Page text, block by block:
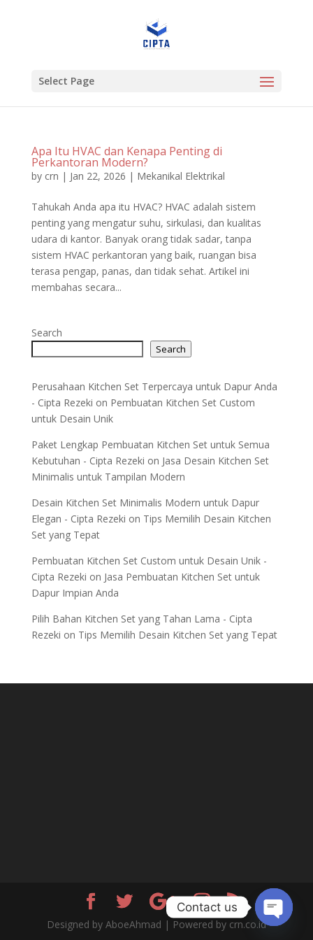
Select Page
Apa Itu HVAC dan Kenapa Penting di
Perkantoran Modern?
by crn | Jan 22, 2026 | Mekanikal Elektrikal
Tahukah Anda apa itu HVAC? HVAC adalah sistem
penting yang mengatur suhu, sirkulasi, dan kualitas
udara di kantor. Banyak orang tidak sadar, tanpa
sistem HVAC perkantoran yang baik, ruangan bisa
terasa pengap, panas, dan tidak sehat. Artikel ini
membahas secara...
Search
Search
Perusahaan Kitchen Set Terpercaya untuk Dapur Anda
- Cipta Rezeki on Pembuatan Kitchen Set Custom
untuk Desain Unik
Paket Lengkap Pembuatan Kitchen Set untuk Semua
Kebutuhan - Cipta Rezeki on Jasa Desain Kitchen Set
Minimalis untuk Tampilan Modern
Desain Kitchen Set Minimalis Modern untuk Dapur
Elegan - Cipta Rezeki on Tips Memilih Desain Kitchen
Set yang Tepat
Pembuatan Kitchen Set Custom untuk Desain Unik -
Cipta Rezeki on Jasa Pembuatan Kitchen Set untuk
Dapur Impian Anda
Pilih Bahan Kitchen Set yang Tahan Lama - Cipta
Rezeki on Tips Memilih Desain Kitchen Set yang Tepat
Designed by AboeAhmad | Powered by crn.co.id
Contact us